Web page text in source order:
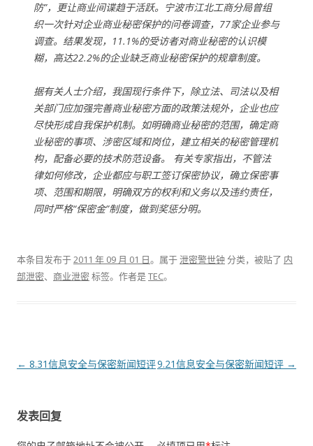
防”，更让商业间谍趋于活跃。宁波市江北工商分局曾组
织一次针对企业商业秘密保护的问卷调查，77家企业参与
调查。结果发现，11.1%的受访者对商业秘密的认识模
糊，高达22.2%的企业缺乏商业秘密保护的规章制度。
据有关人士介绍，我国现行条件下，除立法、司法以及相
关部门应加强完善商业秘密方面的政策法规外，企业也应
尽快形成自我保护机制。如明确商业秘密的范围，确定商
业秘密的事项、涉密区域和岗位，建立相关的秘密管理机
构，配备必要的技术防范设备。 有关专家指出，不管法
律如何修改，企业都应与职工签订保密协议，确立保密事
项、范围和期限，明确双方的权利和义务以及违约责任，
同时严格“保密金”制度，做到奖惩分明。
本条目发布于2011 年 09 月 01 日。属于泄密警世钟 分类，被贴了 内
部泄密、 商业泄密标签。 作者是TEC。
文章导航
← 8.31信息安全与保密新闻短评9.21信息安全与保密新闻短评 →
发表回复